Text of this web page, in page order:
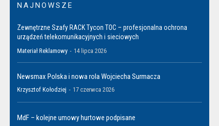
NAJNOWSZE
Zewnętrzne Szafy RACK Tycon TOC – profesjonalna ochrona
urządzeń telekomunikacyjnych i sieciowych
Materiał Reklamowy - 14 lipca 2026
Newsmax Polska i nowa rola Wojciecha Surmacza
Krzysztof Kołodziej - 17 czerwca 2026
MdF – kolejne umowy hurtowe podpisane